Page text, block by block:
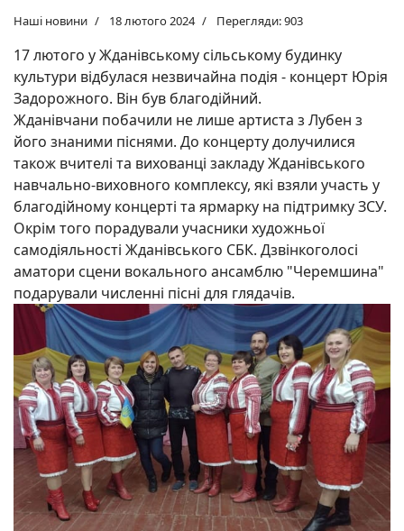
Наші новини 18 лютого 2024 Перегляди: 903
17 лютого у Жданівському сільському будинку
культури відбулася незвичайна подія - концерт Юрія
Задорожного. Він був благодійний.
Жданівчани побачили не лише артиста з Лубен з
його знаними піснями. До концерту долучилися
також вчителі та вихованці закладу Жданівського
навчально-виховного комплексу, які взяли участь у
благодійному концерті та ярмарку на підтримку ЗСУ.
Окрім того порадували учасники художньої
самодіяльності Жданівського СБК. Дзвінкоголосі
аматори сцени вокального ансамблю "Черемшина"
подарували численні пісні для глядачів.